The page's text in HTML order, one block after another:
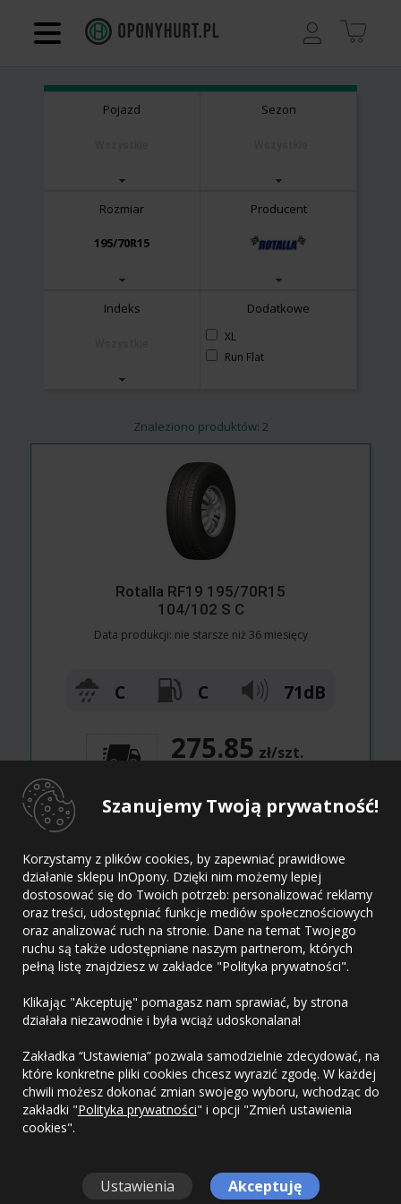
Szanujemy Twoją prywatność!
Korzystamy z plików cookies, by zapewniać prawidłowe
działanie sklepu InOpony. Dzięki nim możemy lepiej
dostosować się do Twoich potrzeb: personalizować reklamy
oraz treści, udostępniać funkcje mediów społecznościowych
oraz analizować ruch na stronie. Dane na temat Twojego
ruchu są także udostępniane naszym partnerom, których
pełną listę znajdziesz w zakładce "Polityka prywatności".
Klikając "Akceptuję" pomagasz nam sprawiać, by strona
działała niezawodnie i była wciąż udoskonalana!
Zakładka “Ustawienia” pozwala samodzielnie zdecydować, na
które konkretne pliki cookies chcesz wyrazić zgodę. W każdej
chwili możesz dokonać zmian swojego wyboru, wchodząc do
zakładki "Polityka prywatności" i opcji "Zmień ustawienia
cookies".
Ustawienia Akceptuję
Pojazd Sezon
Rozmiar
195/70R15
Producent
Indeks Dodatkowe
XL
Run Flat
Znaleziono produktów: 2
Rotalla RF19 195/70R15
104/102 S C
Data produkcji: nie starsze niż 36 miesięcy
C C 71dB
275.85 zł/szt.
Kup
Regulamin
Polityka prywatności